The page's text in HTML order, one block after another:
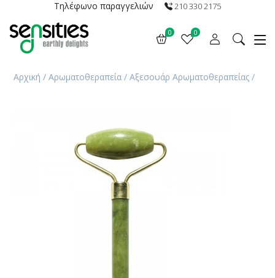
Τηλέφωνο παραγγελιών 210 330 2175
0 0
Αρχική / Αρωματοθεραπεία / Αξεσουάρ Αρωματοθεραπείας /